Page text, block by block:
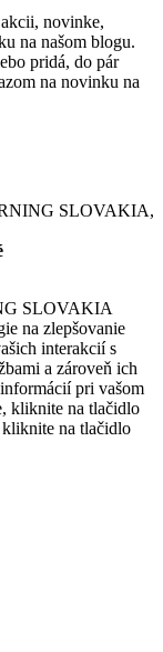
novinke,
na našom blogu.
pridá, do pár
na novinku na
SLOVAKIA,
SLOVAKIA
na zlepšovanie
interakcií s
a zároveň ich
pri vašom
kliknite na tlačidlo
na tlačidlo